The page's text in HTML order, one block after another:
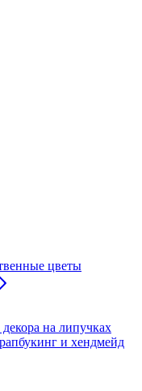
цветы
на липучках
и хендмейд